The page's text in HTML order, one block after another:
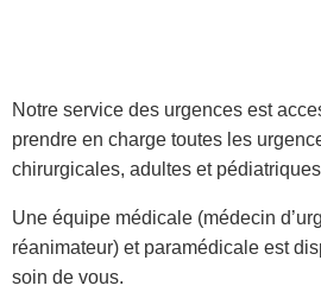
Notre service des urgences est
prendre en charge toutes les
chirurgicales, adultes et
Une équipe médicale (médecin
réanimateur) et paramédicale est
soin de vous.